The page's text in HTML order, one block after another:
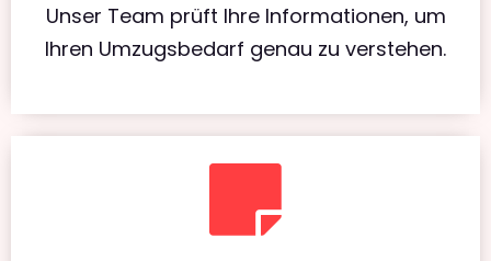
Unser Team prüft Ihre Informationen, um
Ihren Umzugsbedarf genau zu verstehen.